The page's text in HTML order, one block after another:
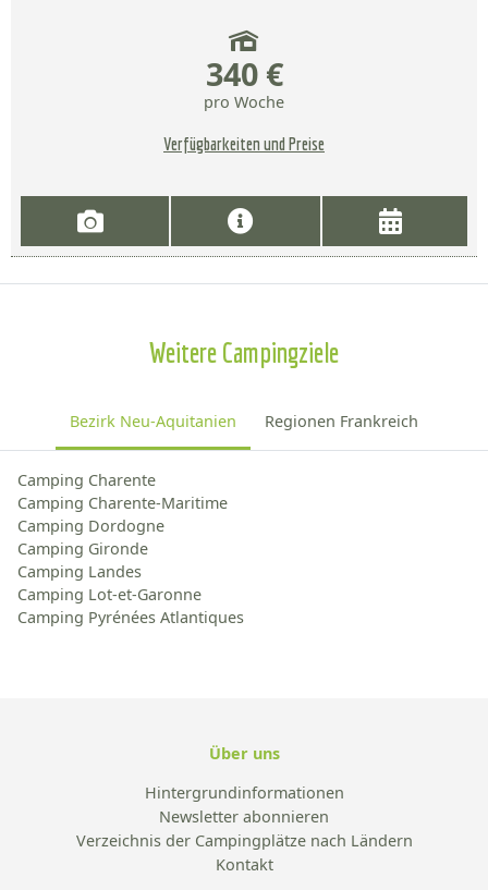
340 €
pro Woche
Verfügbarkeiten und Preise
Weitere Campingziele
Bezirk Neu-Aquitanien Regionen Frankreich
Camping Charente
Camping Charente-Maritime
Camping Dordogne
Camping Gironde
Camping Landes
Camping Lot-et-Garonne
Camping Pyrénées Atlantiques
Über uns
Hintergrundinformationen
Newsletter abonnieren
Verzeichnis der Campingplätze nach Ländern
Kontakt